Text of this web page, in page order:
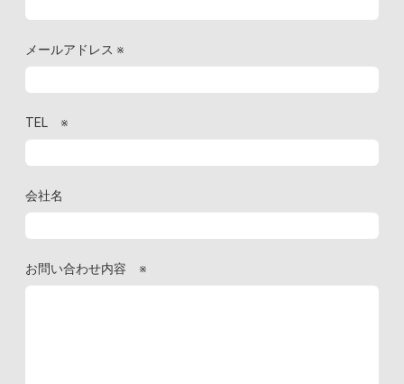
メールアドレス ※
TEL ※
会社名
お問い合わせ内容 ※